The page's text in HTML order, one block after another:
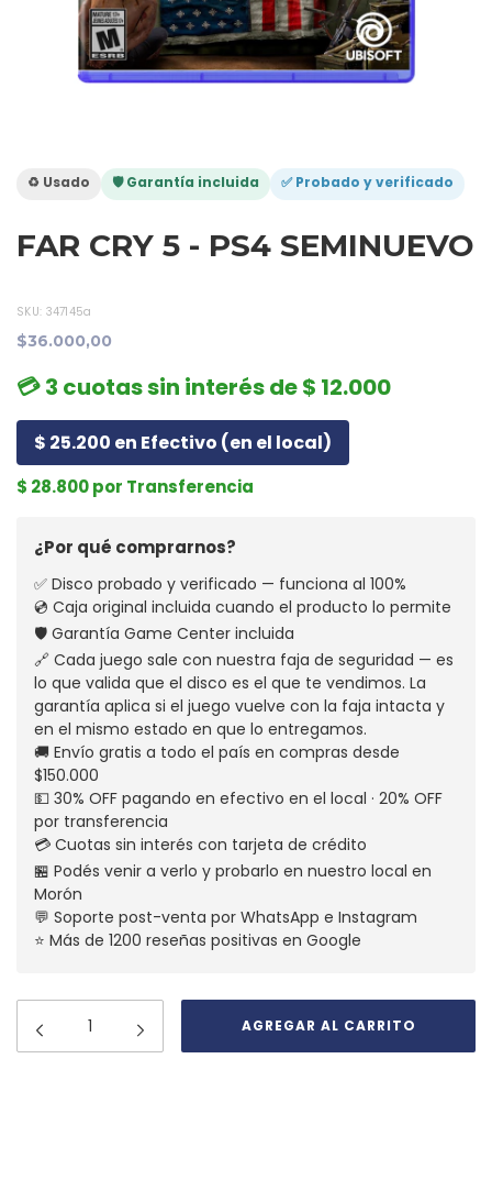
♻️ Usado 🛡️ Garantía incluida ✅ Probado y verificado
FAR CRY 5 - PS4 SEMINUEVO
SKU: 347145a
$36.000,00
💳 3 cuotas sin interés de $ 12.000
$ 25.200 en Efectivo (en el local)
$ 28.800 por Transferencia
¿Por qué comprarnos?
✅ Disco probado y verificado — funciona al 100%
💿 Caja original incluida cuando el producto lo permite
🛡️ Garantía Game Center incluida
🔗 Cada juego sale con nuestra faja de seguridad — es
lo que valida que el disco es el que te vendimos. La
garantía aplica si el juego vuelve con la faja intacta y
en el mismo estado en que lo entregamos.
🚚 Envío gratis a todo el país en compras desde
$150.000
💵 30% OFF pagando en efectivo en el local · 20% OFF
por transferencia
💳 Cuotas sin interés con tarjeta de crédito
🏪 Podés venir a verlo y probarlo en nuestro local en
Morón
💬 Soporte post-venta por WhatsApp e Instagram
⭐ Más de 1200 reseñas positivas en Google